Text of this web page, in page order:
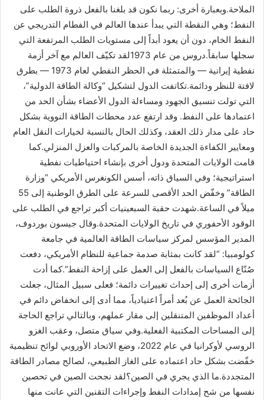
الملاحة.وبعبارة أخرى: ربما نكون قد بلغنا بالفعل ذروة الطلب على
النفط؛ وهي النقطة التي يبدأ عندها العالم في الفطام التدريجي عن
النفط الخام، دون أن يعود أبداً إلى مستويات الطلب المرتفعة التي
سجلها سابقاً.دروس من عام 1973لقد تكيّف العالم مع آخر أزمة
نفطية إيرانية — والمتمثلة في الحظر النفطي لعام 1973 — بطرق
لافتة للنظر ودائمة.تكاتفت الدول لتشكيل “وكالة الطاقة الدولية”،
التي تولت تنسيق الجهود ومساءلة الدول الأعضاء بشأن الحد من
اعتمادها على النفط. وقد ارتفع عدد محطات الطاقة النووية بشكل
حاد على مدار ذلك العقد، وكذلك الحال بالنسبة لخيارات النقل العام
ومعايير الكفاءة الجديدة الخاصة بالمركبات والعزل المنزلي.كما
قامت الولايات المتحدة ودول أخرى بإنشاء احتياطيات نفطية
استراتيجية؛ وفي السياق ذاته، أسس الكونغرس الأمريكي “وزارة
الطاقة” وخفّض الحد الأقصى للسرعة على الطرق الوطنية إلى 55
ميلاً في الساعة.شهدت حقبة السبعينيات أكبر تراجع في الطلب على
الوقود الأحفوري في تاريخ الولايات المتحدة.وقال جيسون بوردوف،
المدير المؤسس لمركز سياسات الطاقة العالمية في جامعة
كولومبيا: “لقد كانت بمثابة صدمة جماعية للنظام الأمريكي، دفعت
صُنّاع السياسات بالفعل إلى العمل على إزاحة النفط”.كما أدت
أزمات أخرى إلى إحداث تغييرات دائمة؛ فعلى سبيل المثال، جعلت
الجائحة العمل عن بُعد أمراً اعتيادياً، مما أدى إلى انخفاض دائم في
أعداد الموظفين المتنقلين إلى مقار عملهم، وبالتالي تراجع الحاجة
إلى المساحات المكتبية الفعلية.وفي سياق متصل، وعقب الغزو
الروسي لأوكرانيا في عام 2022، وضع الاتحاد الأوروبي لوائح تنظيمية
خفّضت بشكل حاد اعتماده على الغاز الطبيعي، لصالح مصادر الطاقة
المتجددة.ما الذي يجري في الصين؟لقد نجحت الصين في تحصين
نفسها من شح إمدادات النفط وإجراءات التقنين التي عانت منها